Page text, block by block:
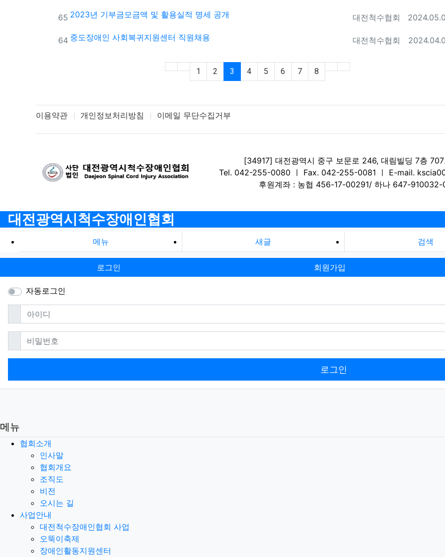
번호
65 2023년 기부금모금액 및 활용실적 명세 공개 등록자
대전척수협회 등록일
번호
64 중도장애인 사회복귀지원센터 직원채용 등록자
대전척수협회 등록일
1 2 3 (current)
4 5 6 7 8
이용약관 개인정보처리방침 이메일 무단수집거부
[34917] 대전광역시 중구 보문로 246, 대림빌딩 7층
Tel. 042-255-0080 ㅣ Fax. 042-255-0081 ㅣ E-mail.
후원계좌 : 농협 456-17-00291/ 하나 647-
대전광역시척수장애인협회
메뉴 새글 검색
로그인 회원가입
자동로그인
아이디필수
비밀번호필수
로그인
메뉴
협회소개
인사말
협회개요
조직도
비전
오시는 길
사업안내
대전척수장애인협회 사업
오뚝이축제
장애인활동지원센터